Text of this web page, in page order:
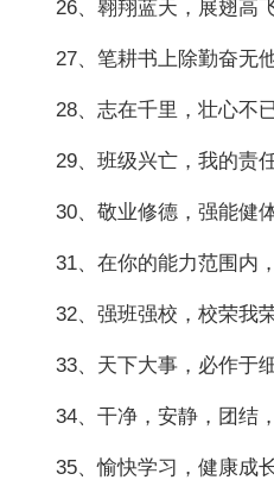
26、翱翔蓝天，展翅高飞
27、笔耕书上除勤奋无
28、志在千里，壮心不已
29、班级兴亡，我的责任
30、敬业修德，强能健体
31、在你的能力范围内
32、强班强校，校荣我荣
33、天下大事，必作于
34、干净，安静，团结
35、愉快学习，健康成长